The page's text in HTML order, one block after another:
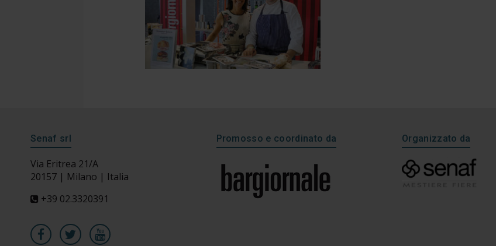
Senaf srl
Via Eritrea 21/A
20157 | Milano | Italia
+39 02.3320391
Promosso e coordinato da Organizzato da